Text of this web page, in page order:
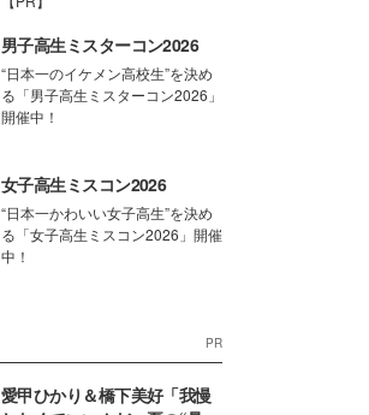
男子高生ミスターコン2026
“日本一のイケメン高校生”を決め
る「男子高生ミスターコン2026」
開催中！
女子高生ミスコン2026
“日本一かわいい女子高生”を決め
る「女子高生ミスコン2026」開催
中！
PR
愛甲ひかり＆橋下美好「我慢